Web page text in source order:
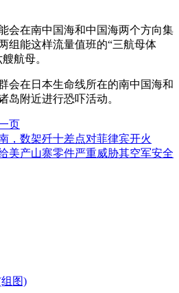
在南中国海和中国海两个方向集
组能这样流量值班的“三航母体
航母。
在日本生命线所在的南中国海和
岛附近进行恐吓活动。
页
，数架歼十差点对菲律宾开火
美产山寨零件严重威胁其空军安全
图)